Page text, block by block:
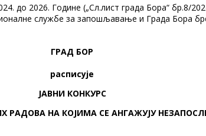
до 2026. Године („Сл.лист града Бора“ бр.8/
службе за запошљавање и Града Борa
ГРАД БОР
расписује
ЈАВНИ КОНКУРС
РАДОВА НА КОЈИМА СЕ АНГАЖУЈУ